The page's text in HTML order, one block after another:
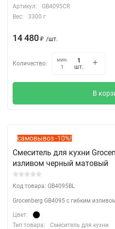
Артикул:
GB4095CR
Вес:
3300 г
14 480 ₽ /шт.
Количество:
мин.
1
шт.
В
самовывоз -10%!
Смеситель для кухни
изливом черный матовый
Код товара: GB4095BL
Grocenberg GB4095 с гибким
Цвет:
Тип товара:
Смеситель для кухни